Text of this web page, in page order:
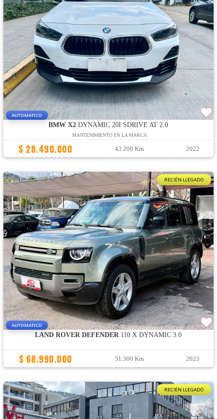
AUTOMATICO
BMW X2 DYNAMIC 20I SDRIVE AT 2.0
MANTENIMIENTO EN LA MARCA
$ 28.490.000 43.200 Km 2022
RECIÉN LLEGADO
AUTOMATICO
LAND ROVER DEFENDER 110 X DYNAMIC 3.0
$ 68.990.000 51.300 Km 2023
RECIÉN LLEGADO